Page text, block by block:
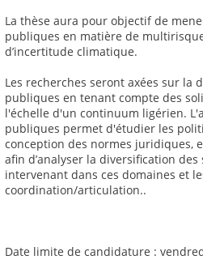
La thèse aura pour objectif de
publiques en matière de
d’incertitude climatique.
Les recherches seront axées sur la
publiques en tenant compte des
l'échelle d'un continuum ligérien.
publiques permet d'étudier les
conception des normes juridiques,
afin d’analyser la diversification
intervenant dans ces domaines et
coordination/articulation..
Date limite de candidature :